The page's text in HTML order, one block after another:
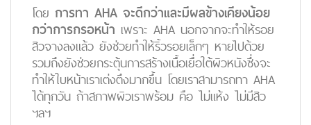
โดย การทา AHA จะดีกว่าและมีผลข้างเคียงน้อย
กว่าการกรอหน้า เพราะ AHA นอกจากจะทำให้รอย
สิวจางลงแล้ว ยังช่วยทำให้ริ้วรอยเล็กๆ หายไปด้วย
รวมถึงยังช่วยกระตุ้นการสร้างเนื้อเยื่อใต้ผิวหนังซึ่งจะ
ทำให้ใบหน้าเราเต่งตึงมากขึ้น โดยเราสามารถทา AHA
ได้ทุกวัน ถ้าสภาพผิวเราพร้อม คือ ไม่แห้ง ไม่มีสิว
ฯลฯ